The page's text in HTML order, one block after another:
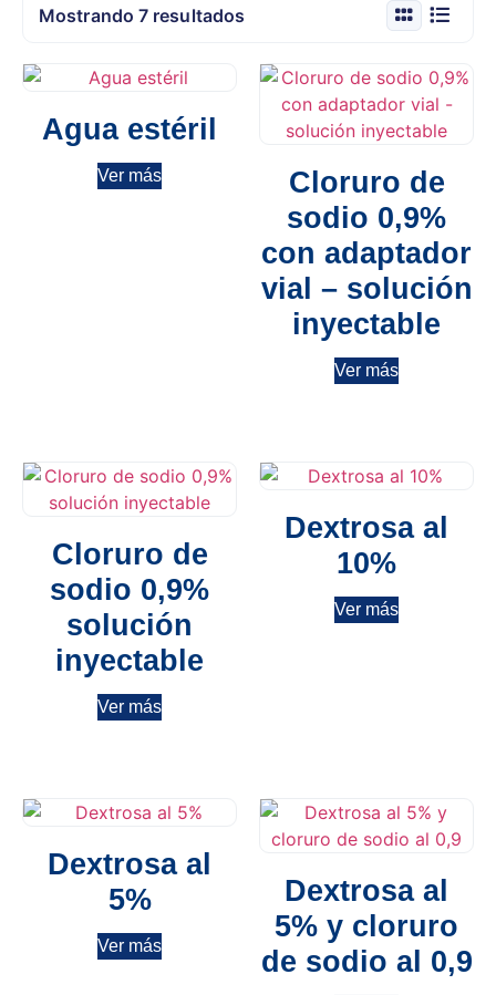
Mostrando 7 resultados
Agua estéril
Ver más
Cloruro de
sodio 0,9%
con adaptador
vial – solución
inyectable
Ver más
Cloruro de
sodio 0,9%
solución
inyectable
Ver más
Dextrosa al
10%
Ver más
Dextrosa al
5%
Ver más
Dextrosa al
5% y cloruro
de sodio al 0,9